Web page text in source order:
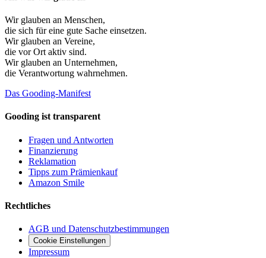
Wir glauben an Menschen,
die sich für eine gute Sache einsetzen.
Wir glauben an Vereine,
die vor Ort aktiv sind.
Wir glauben an Unternehmen,
die Verantwortung wahrnehmen.
Das Gooding-Manifest
Gooding ist transparent
Fragen und Antworten
Finanzierung
Reklamation
Tipps zum Prämienkauf
Amazon Smile
Rechtliches
AGB und Datenschutzbestimmungen
Cookie Einstellungen
Impressum